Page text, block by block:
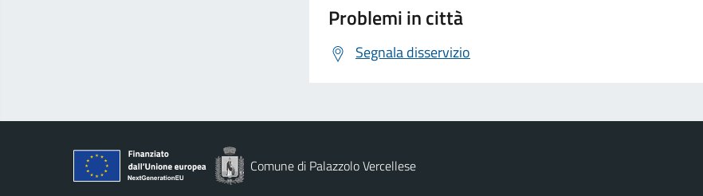
Problemi in città
Segnala disservizio
Comune di Palazzolo Vercellese